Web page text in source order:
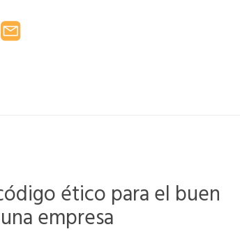
ético para el buen
empresa